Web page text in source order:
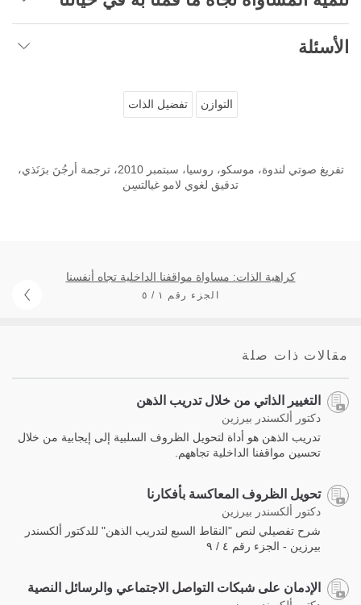
الأسئلة
التوازن تفضيل الذات
تفريغ صوتي لندوة، موسكو، روسيا، سبتمبر 2010، ترجمة أرجُنَ برَنَذي،
تدقيق لغوي لامو غيالتسِن
كراهية الذات: مساواة مواقفنا الداخلية تجاه أنفسنا
الجزء رقم ١ / ٥
مقالات ذات صلة
التغيير الذاتي من خلال تدريب الذهن
دكتور ألكسندر بيرزين
تدريب الذهن هو أداة لتحويل الظروف السلبية إلى إيجابية من خلال
تحسين مواقفنا الداخلية تجاههم.
تحويل الظروف المعاكسة بأفكارنا
دكتور ألكسندر بيرزين
شرح تفصيلي لنص "النقاط السبع لتدريب الذهن" للدكتور ألكسندر
بيرزين - الجزء رقم ٤ / ٩
الإدمان على شبكات التواصل الاجتماعي والرسائل النصية